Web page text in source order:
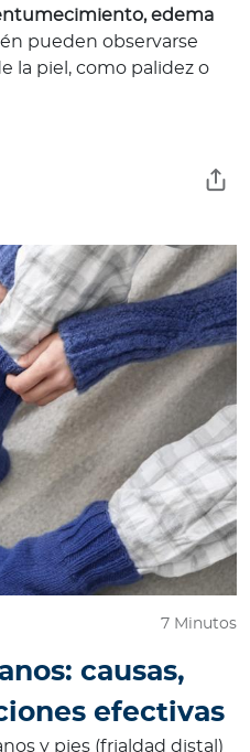
edema
pueden observarse
la piel, como palidez o
7 Minutos
causas,
efectivas
y pies (frialdad distal)